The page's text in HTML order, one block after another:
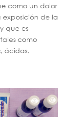
como un dolor
exposición de la
que es
como
ácidas,